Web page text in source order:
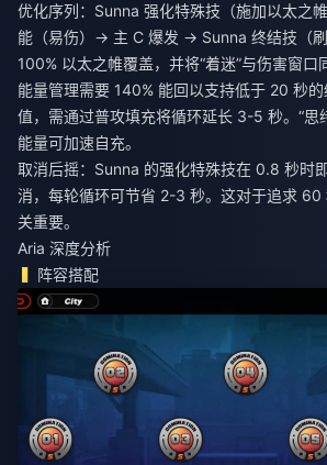
优化序列：Sunna 强化特殊技（施加以太之
能（易伤）→ 主 C 爆发 → Sunna 终结技（
100% 以太之帷覆盖，并将“着迷”与伤害窗口
能量管理需要 140% 能回以支持低于 20 秒
值，需通过普攻填充将循环延长 3-5 秒。“思
能量可加速自充。
取消后摇：Sunna 的强化特殊技在 0.8 秒时
消，每轮循环可节省 2-3 秒。这对于追求 60
关重要。
Aria 深度分析
阵容搭配